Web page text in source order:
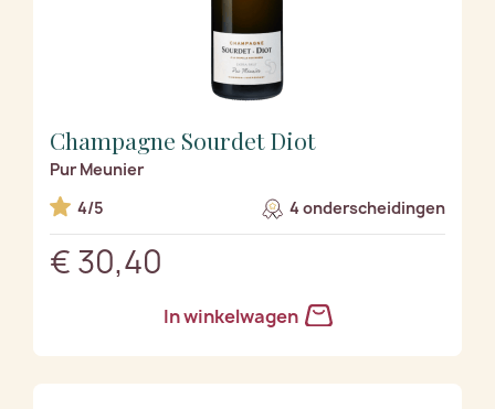
Champagne Sourdet Diot
Pur Meunier
4/5
4 onderscheidingen
€ 30,40
In winkelwagen